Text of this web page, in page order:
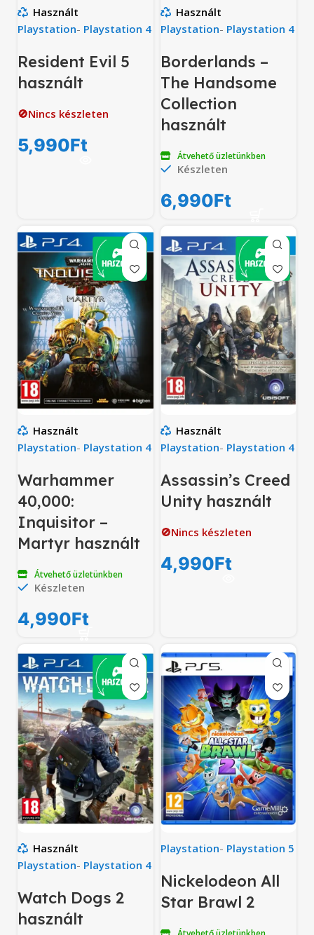
Használt
Playstation- Playstation 4
Resident Evil 5
használt
🚫Nincs készleten
5,990Ft
Használt
Playstation- Playstation 4
Borderlands –
The Handsome
Collection
használt
Átvehető üzletünkben
Készleten
6,990Ft
Használt
Playstation- Playstation 4
Warhammer
40,000:
Inquisitor –
Martyr használt
Átvehető üzletünkben
Készleten
4,990Ft
Használt
Playstation- Playstation 4
Assassin’s Creed
Unity használt
🚫Nincs készleten
4,990Ft
Használt
Playstation- Playstation 4
Watch Dogs 2
használt
Playstation- Playstation 5
Nickelodeon All
Star Brawl 2